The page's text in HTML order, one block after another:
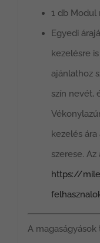
1 db Modul
Egyedi
kezelésre
ajánlathoz
szín nevét,
kezelés ára
szerese.
https://
A